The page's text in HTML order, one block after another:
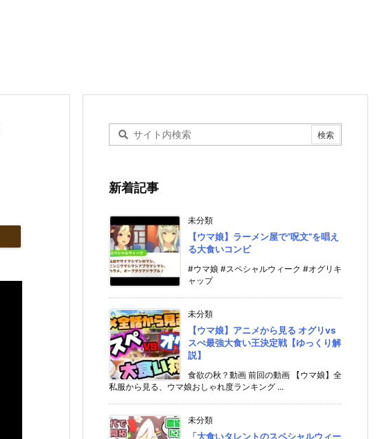
新着記事
未分類
【ウマ娘】ラーメン屋で”呪文”を唱え
る大食いコンビ
#ウマ娘 #スペシャルウィーク #オグリキ
ャップ
未分類
【ウマ娘】アニメから見る オグリvs
スぺ最強大食い王決定戦【ゆっくり解
説】
食欲の秋？動画 前回の動画 【ウマ娘】全
私服から見る、ウマ娘おしゃれ度ランキング ...
未分類
「大食いタレントのスペシャルウィー